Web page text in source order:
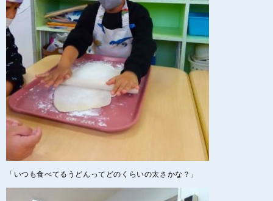
「いつも食べてるうどんってどのくらいの太さかな？」